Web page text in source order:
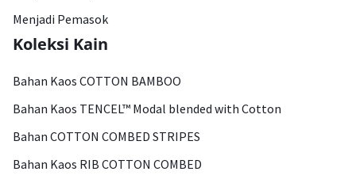
Menjadi Pemasok
Koleksi Kain
Bahan Kaos COTTON BAMBOO
Bahan Kaos TENCEL™ Modal blended with Cotton
Bahan COTTON COMBED STRIPES
Bahan Kaos RIB COTTON COMBED